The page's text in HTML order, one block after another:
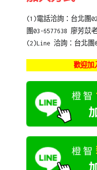
(1)電話洽詢：台北團
團03-6577638 廖芳苡
(2)Line 洽詢：台北團
歡迎加